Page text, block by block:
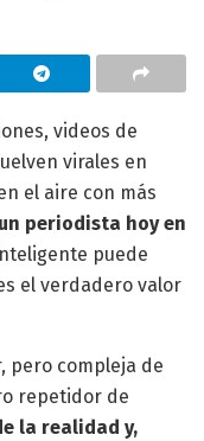
videos de
virales en
el aire con más
periodista hoy en
puede
el verdadero valor
pero compleja de
repetidor de
la realidad y,